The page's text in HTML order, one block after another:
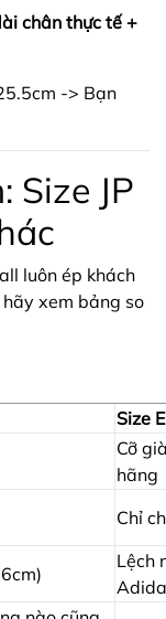
chân thực tế +
-> Bạn
Size JP
luôn ép khách
hãy xem bảng so
Size
Cỡ
hãng
Chỉ
Lệch